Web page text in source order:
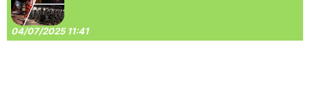
04/07/2025 11:41